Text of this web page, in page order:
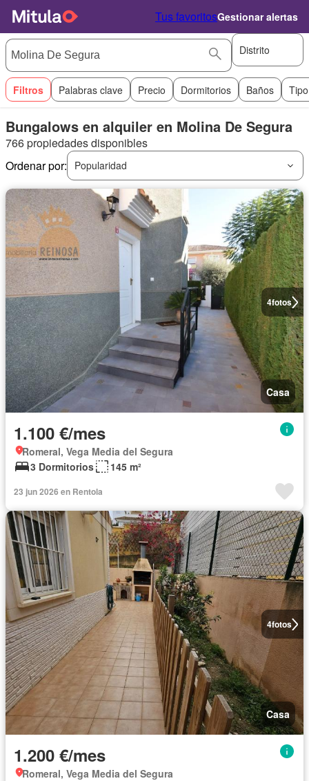
Tus favoritosGestionar alertas
Distrito
Filtros Palabras clave Precio Dormitorios Baños
Bungalows en alquiler en Molina De Segura
766 propiedades disponibles
Ordenar por:
Popularidad
4fotos
Casa
1.100 €/mes
Romeral, Vega Media del Segura
3 Dormitorios
145 m²
23 jun 2026 en Rentola
4fotos
Casa
1.200 €/mes
Romeral, Vega Media del Segura